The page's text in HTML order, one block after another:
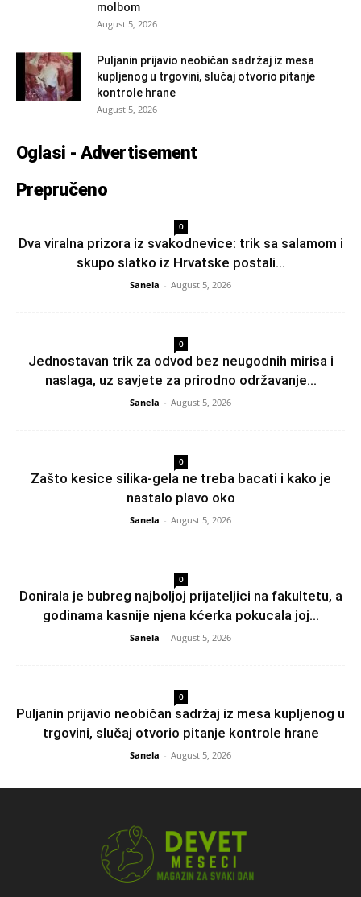
molbom
August 5, 2026
Puljanin prijavio neobičan sadržaj iz mesa
kupljenog u trgovini, slučaj otvorio pitanje
kontrole hrane
August 5, 2026
Oglasi - Advertisement
Prepručeno
0
Dva viralna prizora iz svakodnevice: trik sa salamom i
skupo slatko iz Hrvatske postali...
Sanela - August 5, 2026
0
Jednostavan trik za odvod bez neugodnih mirisa i
naslaga, uz savjete za prirodno održavanje...
Sanela - August 5, 2026
0
Zašto kesice silika-gela ne treba bacati i kako je
nastalo plavo oko
Sanela - August 5, 2026
0
Donirala je bubreg najboljoj prijateljici na fakultetu, a
godinama kasnije njena kćerka pokucala joj...
Sanela - August 5, 2026
0
Puljanin prijavio neobičan sadržaj iz mesa kupljenog u
trgovini, slučaj otvorio pitanje kontrole hrane
Sanela - August 5, 2026